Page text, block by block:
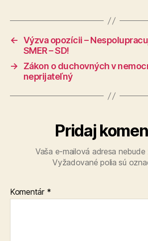
← Výzva opozícii –
SMER – SD!
→
Zákon o duchovných v
neprijateľný
Pridaj
Vaša e-mailová adresa nebude
Vyžadované polia sú
Komentár *